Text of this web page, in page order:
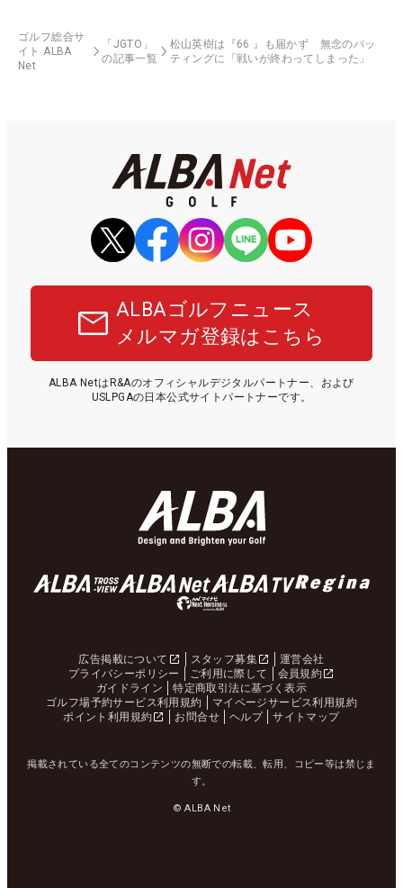
ゴルフ総合サ
イト ALBA
Net
「JGTO」
の記事一覧
松山英樹は『66 』も届かず 無念のパッ
ティングに「戦いが終わってしまった」
ALBAゴルフニュース
メルマガ登録はこちら
ALBA NetはR&Aのオフィシャルデジタルパートナー、および
USLPGAの日本公式サイトパートナーです。
広告掲載について スタッフ募集
運営会社
プライバシーポリシー
ご利用に際して
会員規約
ガイドライン
特定商取引法に基づく表示
ゴルフ場予約サービス利用規約
マイページサービス利用規約
ポイント利用規約
お問合せ ヘルプ サイトマップ
掲載されている全てのコンテンツの無断での転載、転用、コピー等は禁じま
す。
© ALBA Net